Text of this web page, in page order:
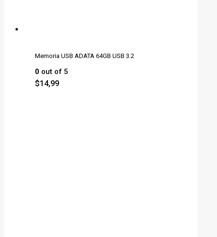
Memoria USB ADATA 64GB USB 3.2
0 out of 5
$14,99